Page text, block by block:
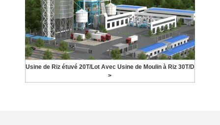
Usine de Riz étuvé 20T/Lot Avec Usine de Moulin à Riz 30T/D
>